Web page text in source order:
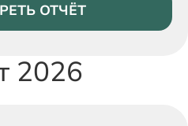
ОТЧЁТ
2026